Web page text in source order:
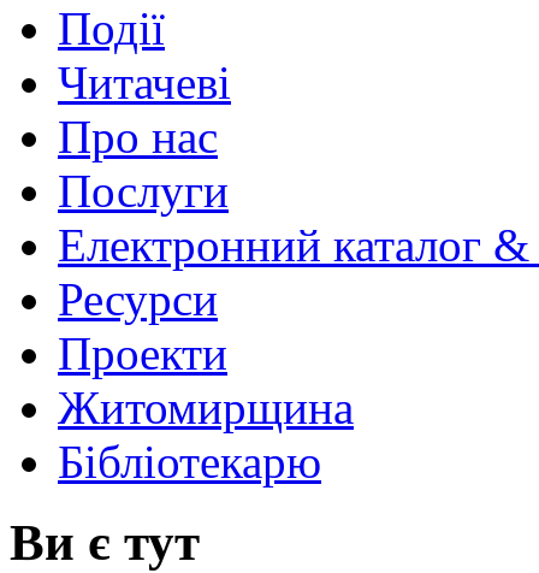
Події
Читачеві
Про нас
Послуги
Електронний каталог
Ресурси
Проекти
Житомирщина
Бібліотекарю
Ви є тут